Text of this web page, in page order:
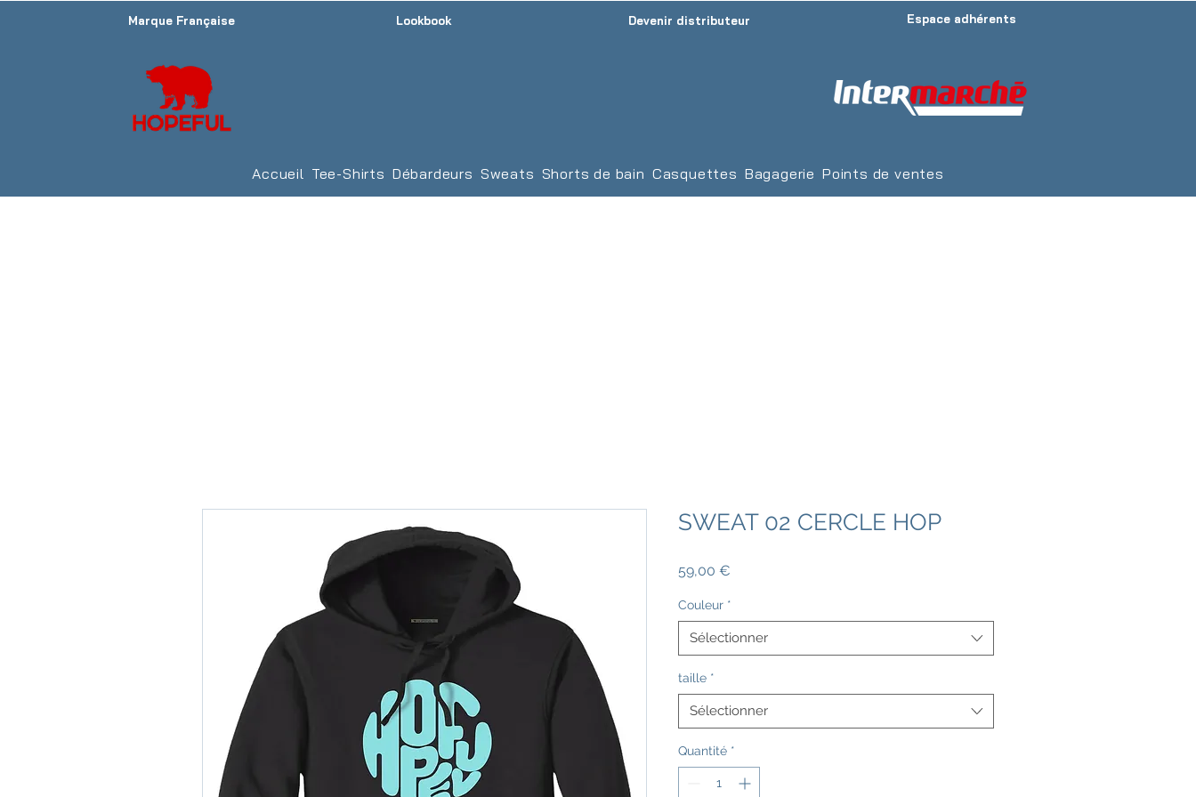
Marque Française Lookbook Devenir distributeur Espace adhérents
SWEAT 02 CERCLE HOP
59,00 €
Couleur *
Sélectionner
taille *
Sélectionner
Quantité *
Accueil Tee-Shirts Débardeurs Sweats Shorts de bain Casquettes Bagagerie Points de ventes